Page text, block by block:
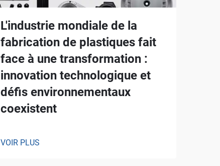
L'industrie mondiale de la
fabrication de plastiques fait
face à une transformation :
innovation technologique et
défis environnementaux
coexistent
VOIR PLUS